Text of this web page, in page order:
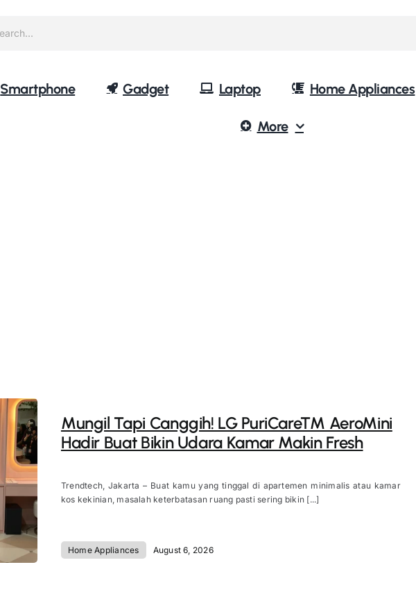
Smartphone Gadget Laptop Home Appliances
More
Mungil Tapi Canggih! LG PuriCare™ AeroMini
Hadir Buat Bikin Udara Kamar Makin Fresh
Trendtech, Jakarta – Buat kamu yang tinggal di apartemen minimalis atau kamar
kos kekinian, masalah keterbatasan ruang pasti sering bikin [...]
Home Appliances August 6, 2026